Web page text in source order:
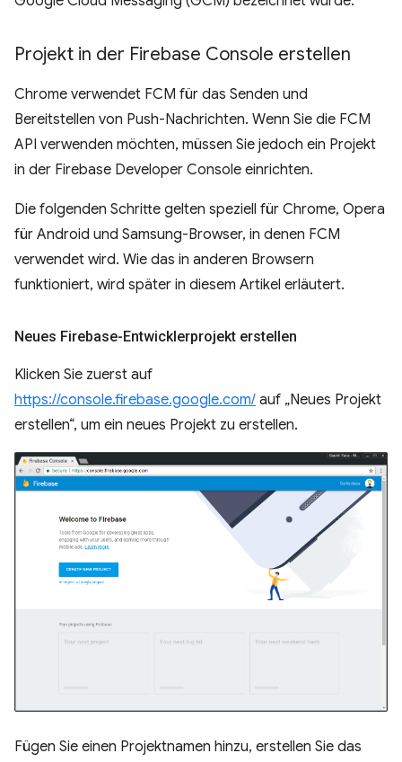
Projekt in der Firebase Console erstellen
Chrome verwendet FCM für das Senden und
Bereitstellen von Push-Nachrichten. Wenn Sie die FCM
API verwenden möchten, müssen Sie jedoch ein Projekt
in der Firebase Developer Console einrichten.
Die folgenden Schritte gelten speziell für Chrome, Opera
für Android und Samsung-Browser, in denen FCM
verwendet wird. Wie das in anderen Browsern
funktioniert, wird später in diesem Artikel erläutert.
Neues Firebase-Entwicklerprojekt erstellen
Klicken Sie zuerst auf
https://console.firebase.google.com/ auf „Neues Projekt
erstellen“, um ein neues Projekt zu erstellen.
Fügen Sie einen Projektnamen hinzu, erstellen Sie das